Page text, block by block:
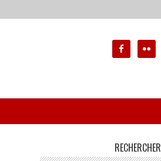
RECHERCHER